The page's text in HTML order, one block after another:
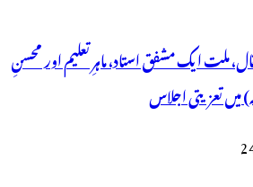
ملت ایک مشفق استاد، ماہرِتعلیم اور محسنِ
میں تعزیتی اجلاس